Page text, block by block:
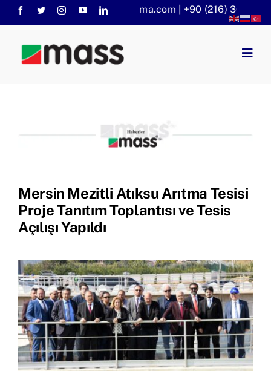
Skip
to
content
info@massaritma.com | +90 (216) 301 1140
Faaliyet Alanlarımız
Haberler
Mersin Mezitli Atıksu Arıtma Tesisi
Proje Tanıtım Toplantısı ve Tesis
Açılışı Yapıldı